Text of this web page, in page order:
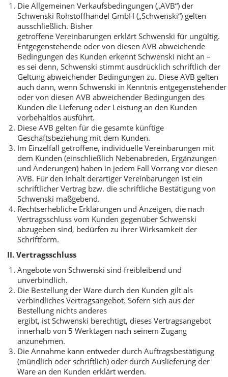
Die Allgemeinen Verkaufsbedingungen („AVB“) der
Schwenski Rohstoffhandel GmbH („Schwenski“) gelten
ausschließlich. Bisher
getroffene Vereinbarungen erklärt Schwenski für ungültig.
Entgegenstehende oder von diesen AVB abweichende
Bedingungen des Kunden erkennt Schwenski nicht an –
es sei denn, Schwenski stimmt ausdrücklich schriftlich der
Geltung abweichender Bedingungen zu. Diese AVB gelten
auch dann, wenn Schwenski in Kenntnis entgegenstehender
oder von diesen AVB abweichender Bedingungen des
Kunden die Lieferung oder Leistung an den Kunden
vorbehaltlos ausführt.
Diese AVB gelten für die gesamte künftige
Geschäftsbeziehung mit dem Kunden.
Im Einzelfall getroffene, individuelle Vereinbarungen mit
dem Kunden (einschließlich Nebenabreden, Ergänzungen
und Änderungen) haben in jedem Fall Vorrang vor diesen
AVB. Für den Inhalt derartiger Vereinbarungen ist ein
schriftlicher Vertrag bzw. die schriftliche Bestätigung von
Schwenski maßgebend.
Rechtserhebliche Erklärungen und Anzeigen, die nach
Vertragsschluss vom Kunden gegenüber Schwenski
abzugeben sind, bedürfen zu ihrer Wirksamkeit der
Schriftform.
II. Vertragsschluss
Angebote von Schwenski sind freibleibend und
unverbindlich.
Die Bestellung der Ware durch den Kunden gilt als
verbindliches Vertragsangebot. Sofern sich aus der
Bestellung nichts anderes
ergibt, ist Schwenski berechtigt, dieses Vertragsangebot
innerhalb von 5 Werktagen nach seinem Zugang
anzunehmen.
Die Annahme kann entweder durch Auftragsbestätigung
(mündlich oder schriftlich) oder durch Auslieferung der
Ware an den Kunden erklärt werden.